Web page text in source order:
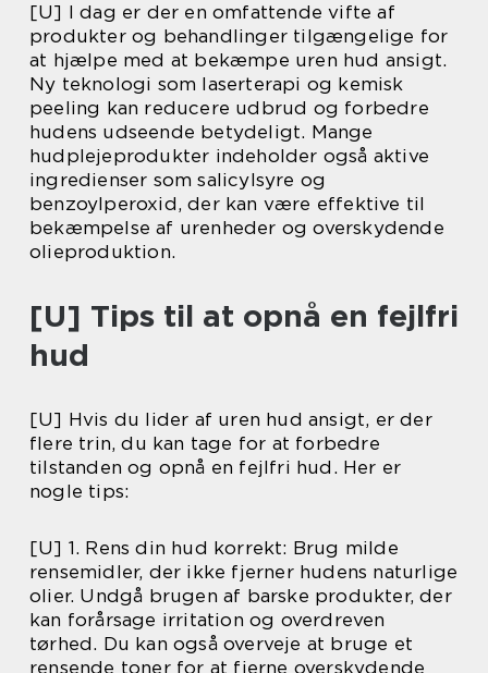
[U] I dag er der en omfattende vifte af
produkter og behandlinger tilgængelige for
at hjælpe med at bekæmpe uren hud ansigt.
Ny teknologi som laserterapi og kemisk
peeling kan reducere udbrud og forbedre
hudens udseende betydeligt. Mange
hudplejeprodukter indeholder også aktive
ingredienser som salicylsyre og
benzoylperoxid, der kan være effektive til
bekæmpelse af urenheder og overskydende
olieproduktion.
[U] Tips til at opnå en fejlfri
hud
[U] Hvis du lider af uren hud ansigt, er der
flere trin, du kan tage for at forbedre
tilstanden og opnå en fejlfri hud. Her er
nogle tips:
[U] 1. Rens din hud korrekt: Brug milde
rensemidler, der ikke fjerner hudens naturlige
olier. Undgå brugen af barske produkter, der
kan forårsage irritation og overdreven
tørhed. Du kan også overveje at bruge et
rensende toner for at fjerne overskydende